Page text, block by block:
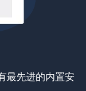
最先进的内置安